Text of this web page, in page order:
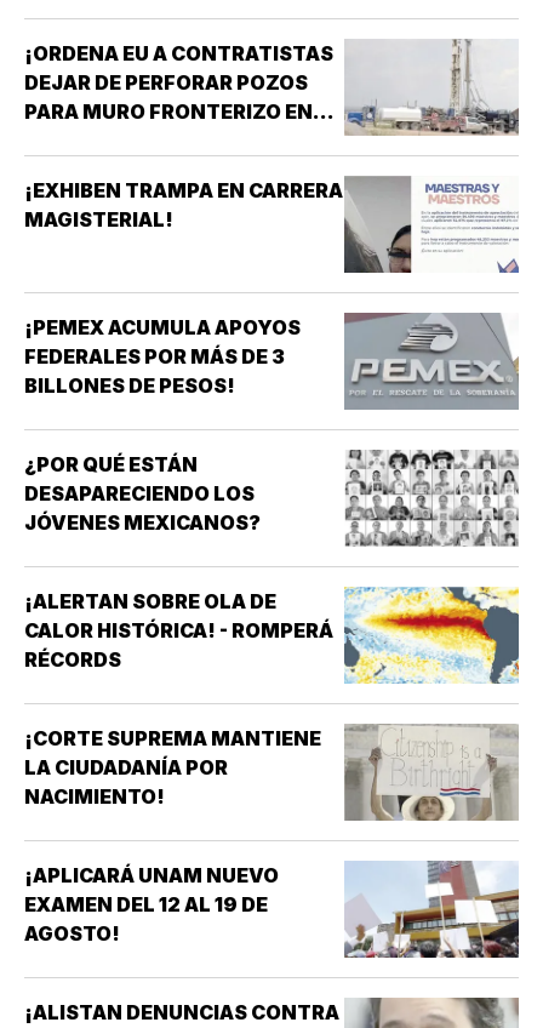
¡ORDENA EU A CONTRATISTAS
DEJAR DE PERFORAR POZOS
PARA MURO FRONTERIZO EN
¡EXHIBEN TRAMPA EN CARRERA
MAGISTERIAL!
¡PEMEX ACUMULA APOYOS
FEDERALES POR MÁS DE 3
BILLONES DE PESOS!
¿POR QUÉ ESTÁN
DESAPARECIENDO LOS
JÓVENES MEXICANOS?
¡ALERTAN SOBRE OLA DE
CALOR HISTÓRICA! - ROMPERÁ
RÉCORDS
¡CORTE SUPREMA MANTIENE
LA CIUDADANÍA POR
NACIMIENTO!
¡APLICARÁ UNAM NUEVO
EXAMEN DEL 12 AL 19 DE
AGOSTO!
¡ALISTAN DENUNCIAS CONTRA